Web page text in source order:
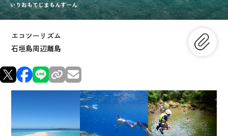
いりおもてじまもんすーん
エコツーリズム
石垣島周辺離島